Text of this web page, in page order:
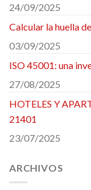
24/09/2025
Calcular la huella
03/09/2025
ISO 45001: una
27/08/2025
HOTELES Y
21401
23/07/2025
ARCHIVOS